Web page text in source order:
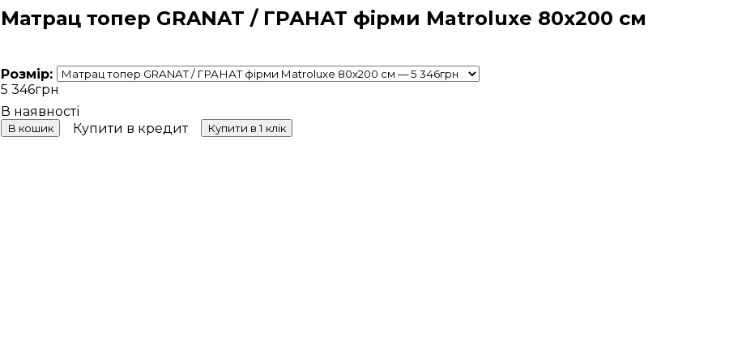
Матрац топер GRANAT / ГРАНАТ фірми Matroluxe 80x200 cм
Розмір:
5 346грн
В кошик Купити в кредит Купити в 1 клік